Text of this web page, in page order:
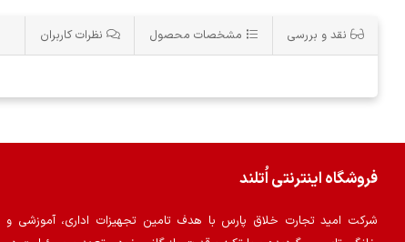
نقد و بررسی مشخصات محصول نظرات کاربران
فروشگاه اینترنتی اُتلند
شرکت امید تجارت خلاق پارس با هدف تامین تجهیزات اداری، آموزشی و